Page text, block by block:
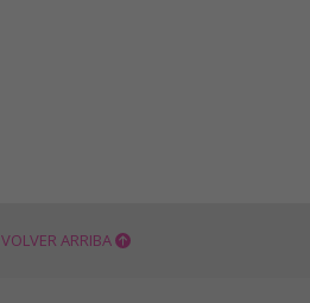
VOLVER ARRIBA